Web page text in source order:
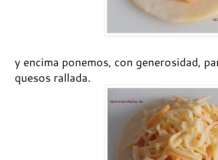
y encima ponemos, con generosidad,
quesos rallada.